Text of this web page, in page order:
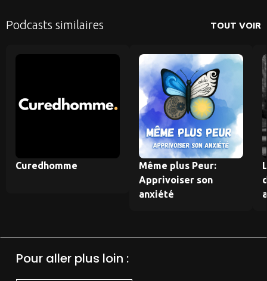
Podcasts similaires TOUT VOIR
Curedhomme
Même plus Peur:
Apprivoiser son
anxiété
Pour aller plus loin :